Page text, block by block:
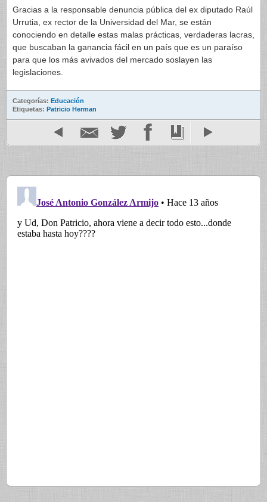
Gracias a la responsable denuncia pública del ex diputado Raúl
Urrutia, ex rector de la Universidad del Mar, se están
conociendo en detalle estas malas prácticas, verdaderas lacras,
que buscaban la ganancia fácil en un país que es un paraíso
para que los más avivados del mercado soslayen las
legislaciones.
Categorías: Educación
Etiquetas: Patricio Herman